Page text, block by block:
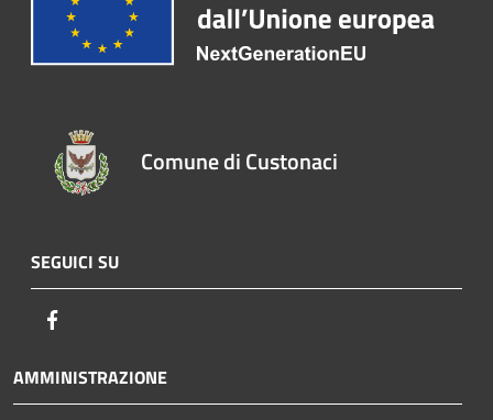
Comune di Custonaci
SEGUICI SU
AMMINISTRAZIONE